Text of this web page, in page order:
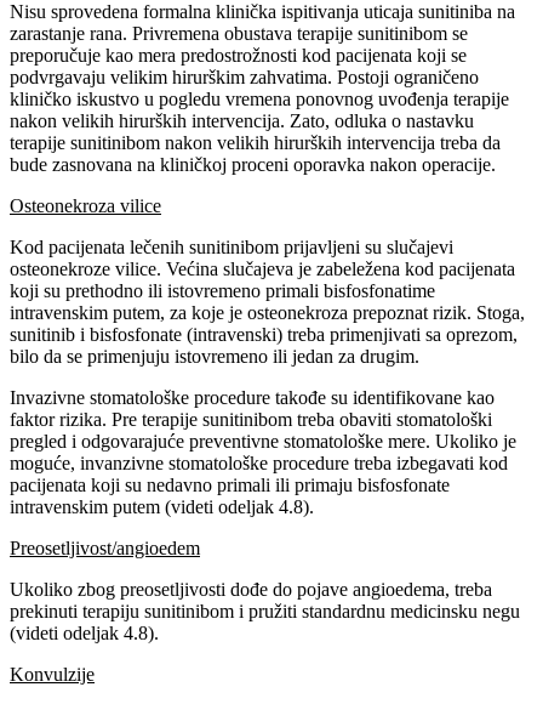
Nisu sprovedena formalna klinička ispitivanja uticaja sunitiniba na
zarastanje rana. Privremena obustava terapije sunitinibom se
preporučuje kao mera predostrožnosti kod pacijenata koji se
podvrgavaju velikim hirurškim zahvatima. Postoji ograničeno
kliničko iskustvo u pogledu vremena ponovnog uvođenja terapije
nakon velikih hirurških intervencija. Zato, odluka o nastavku
terapije sunitinibom nakon velikih hirurških intervencija treba da
bude zasnovana na kliničkoj proceni oporavka nakon operacije.
Osteonekroza vilice
Kod pacijenata lečenih sunitinibom prijavljeni su slučajevi
osteonekroze vilice. Većina slučajeva je zabeležena kod pacijenata
koji su prethodno ili istovremeno primali bisfosfonatime
intravenskim putem, za koje je osteonekroza prepoznat rizik. Stoga,
sunitinib i bisfosfonate (intravenski) treba primenjivati sa oprezom,
bilo da se primenjuju istovremeno ili jedan za drugim.
Invazivne stomatološke procedure takođe su identifikovane kao
faktor rizika. Pre terapije sunitinibom treba obaviti stomatološki
pregled i odgovarajuće preventivne stomatološke mere. Ukoliko je
moguće, invanzivne stomatološke procedure treba izbegavati kod
pacijenata koji su nedavno primali ili primaju bisfosfonate
intravenskim putem (videti odeljak 4.8).
Preosetljivost/angioedem
Ukoliko zbog preosetljivosti dođe do pojave angioedema, treba
prekinuti terapiju sunitinibom i pružiti standardnu medicinsku negu
(videti odeljak 4.8).
Konvulzije